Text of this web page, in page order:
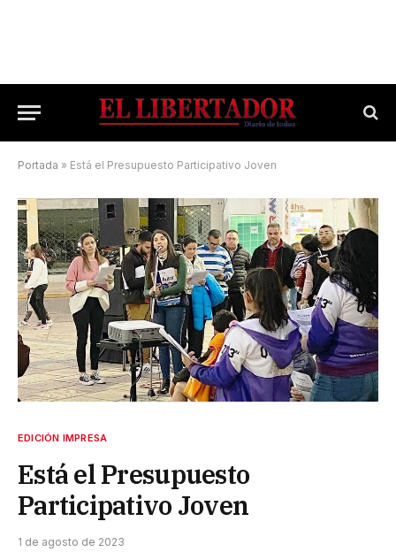
Portada » Está el Presupuesto Participativo Joven
EDICIÓN IMPRESA
Está el Presupuesto
Participativo Joven
1 de agosto de 2023